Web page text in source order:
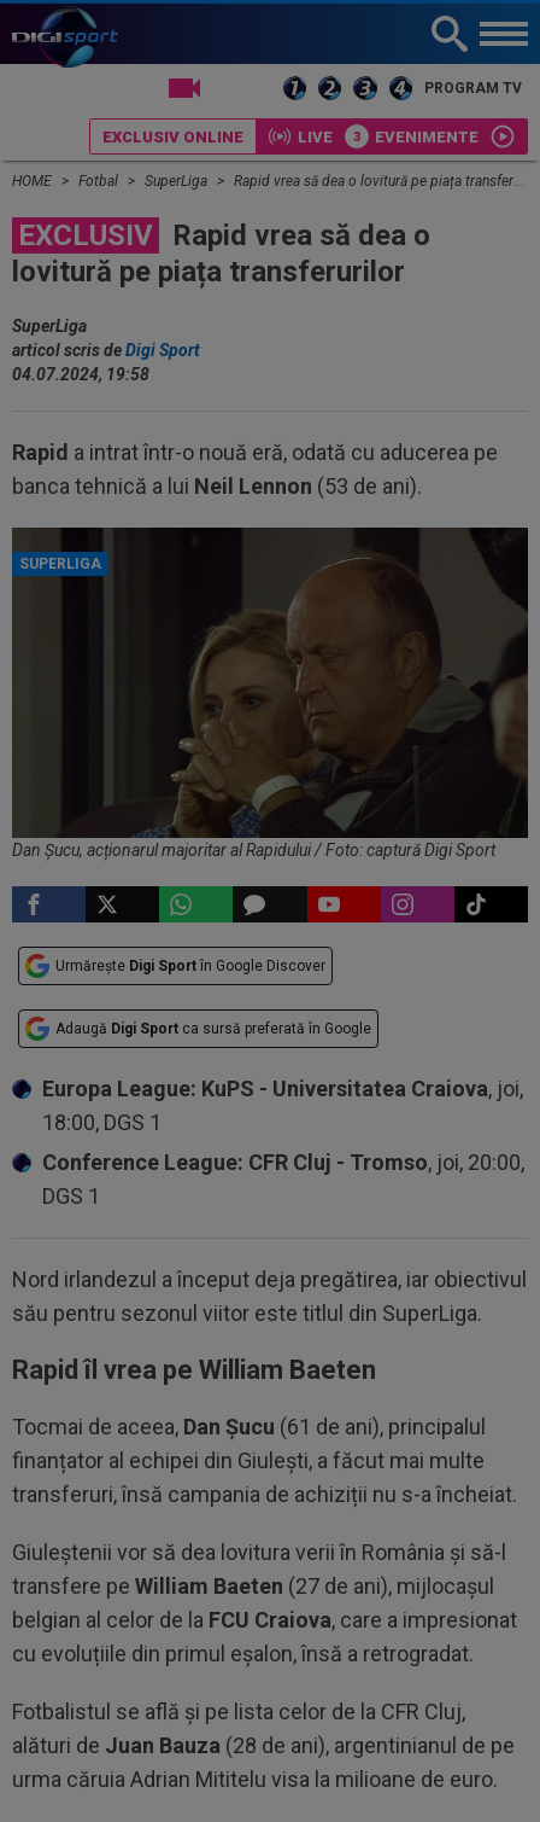
PROGRAM TV
EXCLUSIV ONLINE LIVE EVENIMENTE
HOME Fotbal SuperLiga Rapid vrea să dea o lovitură pe piața transferurilor
EXCLUSIV
Rapid vrea să dea o
lovitură pe piața transferurilor
SuperLiga
articol scris deDigi Sport
04.07.2024, 19:58
Rapid a intrat într-o nouă eră, odată cu aducerea pe
banca tehnică a lui Neil Lennon (53 de ani).
SUPERLIGA
Dan Șucu, acționarul majoritar al Rapidului / Foto: captură Digi Sport
Urmărește Digi Sport în Google Discover
Adaugă Digi Sport ca sursă preferată în Google
Europa League: KuPS - Universitatea Craiova, joi,
18:00, DGS 1
Conference League: CFR Cluj - Tromso, joi, 20:00,
DGS 1
Nord irlandezul a început deja pregătirea, iar obiectivul
său pentru sezonul viitor este titlul din SuperLiga.
Rapid îl vrea pe William Baeten
Tocmai de aceea, Dan Șucu (61 de ani), principalul
finanțator al echipei din Giulești, a făcut mai multe
transferuri, însă campania de achiziții nu s-a încheiat.
Giuleștenii vor să dea lovitura verii în România și să-l
transfere pe William Baeten (27 de ani), mijlocașul
belgian al celor de la FCU Craiova, care a impresionat
cu evoluțiile din primul eșalon, însă a retrogradat.
Fotbalistul se află și pe lista celor de la CFR Cluj,
alături de Juan Bauza (28 de ani), argentinianul de pe
urma căruia Adrian Mititelu visa la milioane de euro.